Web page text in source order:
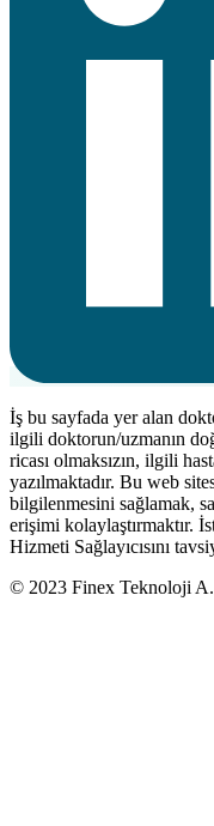
İş bu sayfada yer alan
ilgili doktorun/uzmanın
ricası olmaksızın, ilgili
yazılmaktadır. Bu web
bilgilenmesini sağlamak,
erişimi kolaylaştırmaktır.
Hizmeti Sağlayıcısını
© 2023 Finex Teknoloji